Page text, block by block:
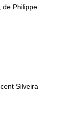
, de Philippe
Silveira